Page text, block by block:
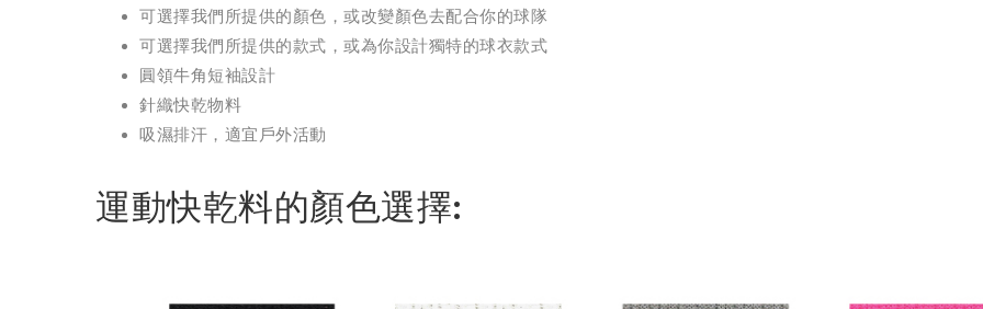
可選擇我們所提供的顏色，或改變顏色去配合你的球隊
可選擇我們所提供的款式，或為你設計獨特的球衣款式
圓領牛角短袖設計
針織快乾物料
吸濕排汗，適宜戶外活動
運動快乾料的顏色選擇: